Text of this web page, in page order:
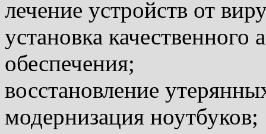
лечение устройств от
установка
обеспечения;
восстановление
модернизация ноутбуков;